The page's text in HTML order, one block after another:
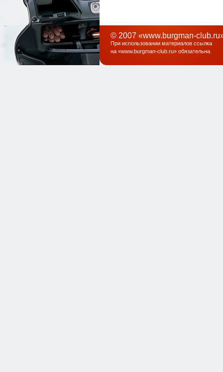
© 2007 «www.burgman-
При использовании материалов ссылка
на «www.burgman-club.ru» обязательна